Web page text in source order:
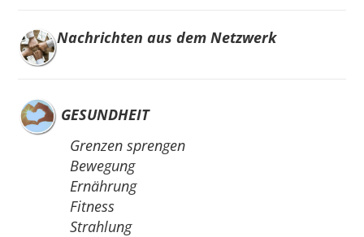
Nachrichten aus dem Netzwerk
GESUNDHEIT
Grenzen sprengen
Bewegung
Ernährung
Fitness
Strahlung